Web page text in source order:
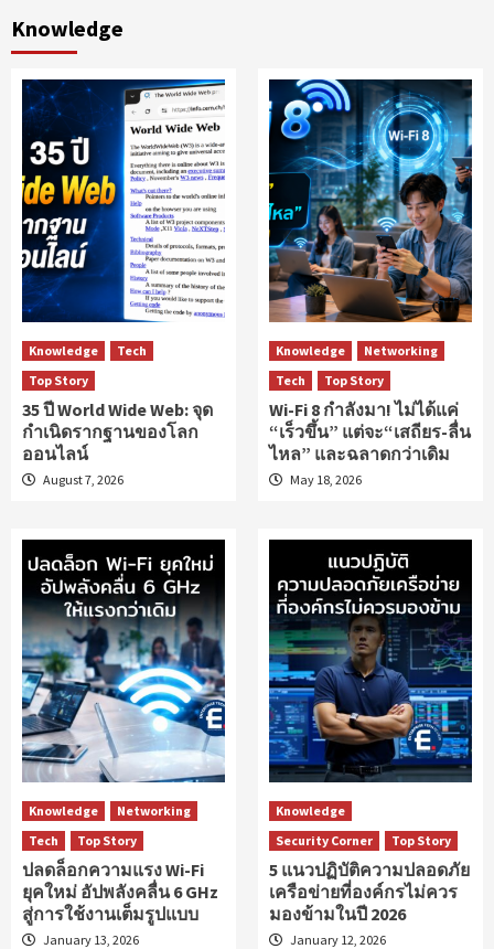
Knowledge
Knowledge
Tech
Top Story
35 ปี World Wide Web: จุด
กำเนิดรากฐานของโลก
ออนไลน์
August 7, 2026
Knowledge
Networking
Tech
Top Story
Wi-Fi 8 กำลังมา! ไม่ได้แค่
“เร็วขึ้น” แต่จะ“เสถียร-ลื่น
ไหล” และฉลาดกว่าเดิม
May 18, 2026
Knowledge
Networking
Tech
Top Story
ปลดล็อกความแรง Wi-Fi
ยุคใหม่ อัปพลังคลื่น 6 GHz
สู่การใช้งานเต็มรูปแบบ
January 13, 2026
Knowledge
Security Corner
Top Story
5 แนวปฏิบัติความปลอดภัย
เครือข่ายที่องค์กรไม่ควร
มองข้ามในปี 2026
January 12, 2026